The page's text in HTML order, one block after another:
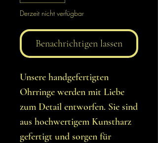
Derzeit nicht verfügbar
Benachrichtigen lassen
Unsere handgefertigten
Ohrringe werden mit Liebe
zum Detail entworfen. Sie sind
aus hochwertigem Kunstharz
gefertigt und sorgen für